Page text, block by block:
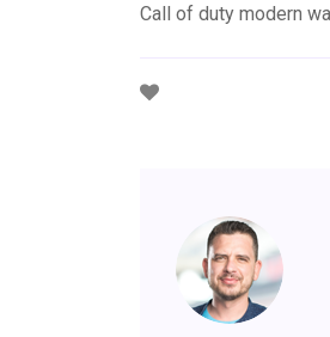
Call of duty modern